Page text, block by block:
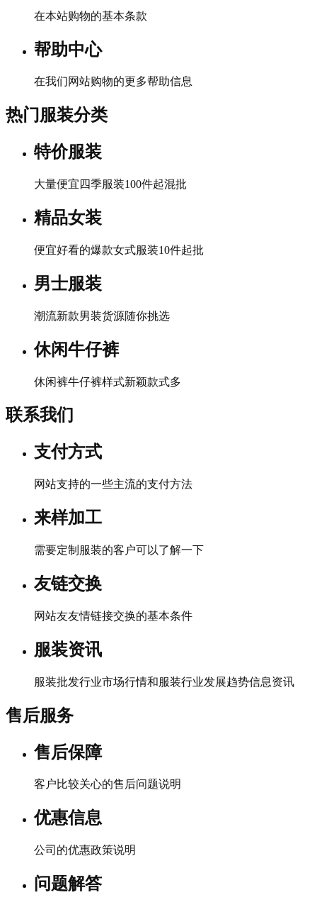
在本站购物的基本条款
帮助中心
在我们网站购物的更多帮助信息
热门服装分类
特价服装
大量便宜四季服装100件起混批
精品女装
便宜好看的爆款女式服装10件起批
男士服装
潮流新款男装货源随你挑选
休闲牛仔裤
休闲裤牛仔裤样式新颖款式多
联系我们
支付方式
网站支持的一些主流的支付方法
来样加工
需要定制服装的客户可以了解一下
友链交换
网站友友情链接交换的基本条件
服装资讯
服装批发行业市场行情和服装行业发展趋势信息资讯
售后服务
售后保障
客户比较关心的售后问题说明
优惠信息
公司的优惠政策说明
问题解答